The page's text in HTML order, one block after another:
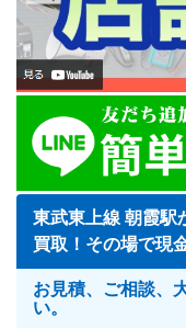
東武東上線 朝霞駅
買取！その場で現
お見積、ご相談、
い。